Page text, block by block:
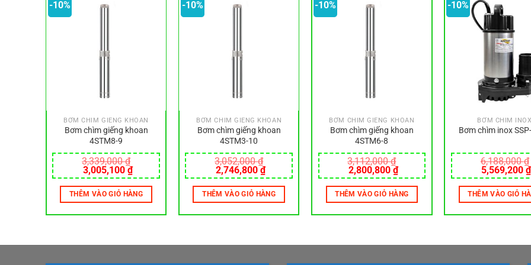
-10%
BƠM CHÌM GIẾNG KHOAN
Bơm chìm giếng khoan
4STM8-9
3,339,000₫
Giá
gốc
là:
3,339,000 ₫.
3,005,100₫Giá
hiện
tại
là:
3,005,100 ₫.
THÊM VÀO GIỎ HÀNG
-10%
BƠM CHÌM GIẾNG KHOAN
Bơm chìm giếng khoan
4STM3-10
3,052,000₫
Giá
gốc
là:
3,052,000 ₫.
2,746,800₫Giá
hiện
tại
là:
2,746,800 ₫.
THÊM VÀO GIỎ HÀNG
-10%
BƠM CHÌM GIẾNG KHOAN
Bơm chìm giếng khoan
4STM6-8
3,112,000₫
Giá
gốc
là:
3,112,000 ₫.
2,800,800₫Giá
hiện
tại
là:
2,800,800 ₫.
THÊM VÀO GIỎ HÀNG
-10%
BƠM CHÌM INOX
Bơm chìm inox
6,188,000₫
Giá
gốc
là:
6,188,000
5,569,200₫
THÊM VÀO GIỎ